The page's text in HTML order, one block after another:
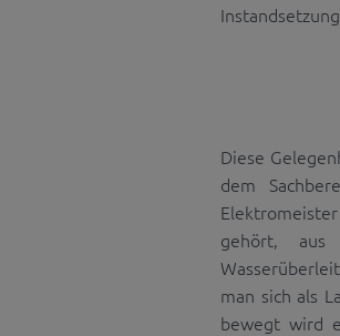
Diese
dem
gehört, aus
man sich als
bewegt wird